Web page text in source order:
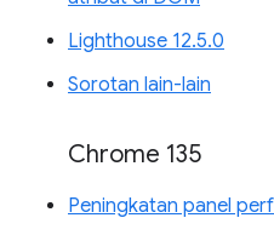
Lighthouse 12.5.0
Sorotan lain-lain
Chrome 135
Peningkatan panel